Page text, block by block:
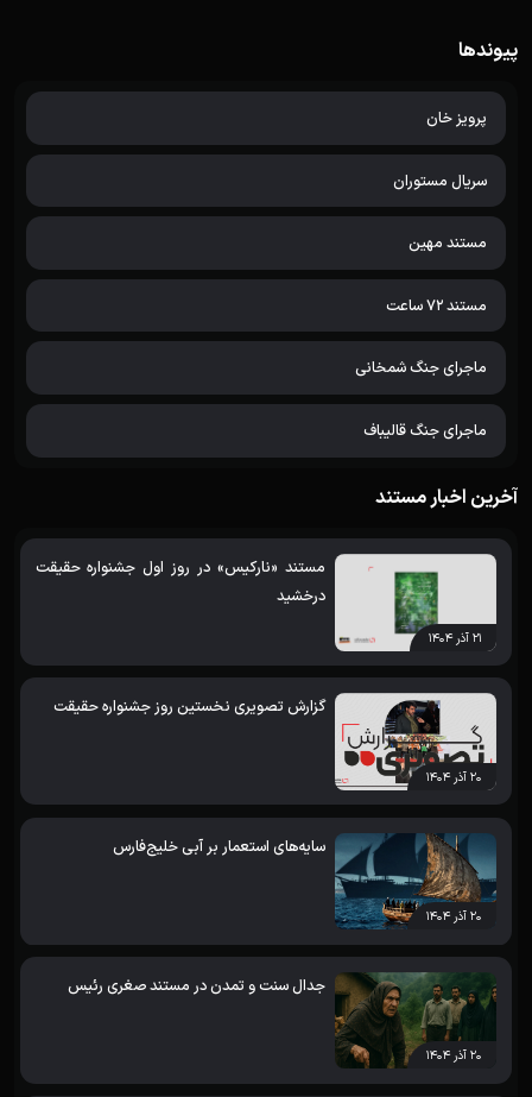
پیوندها
پرویز خان
سریال مستوران
مستند مهین
مستند 72 ساعت
ماجرای جنگ شمخانی
ماجرای جنگ قالیباف
آخرین اخبار مستند
۲۱ آذر ۱۴۰۴
مستند «نارکیس» در روز اول جشنواره حقیقت
درخشید
۲۰ آذر ۱۴۰۴
گزارش تصویری نخستین روز جشنواره حقیقت
۲۰ آذر ۱۴۰۴
سایه‌های استعمار بر آبی خلیج‌فارس
۲۰ آذر ۱۴۰۴
جدال سنت و تمدن در مستند صغری رئیس